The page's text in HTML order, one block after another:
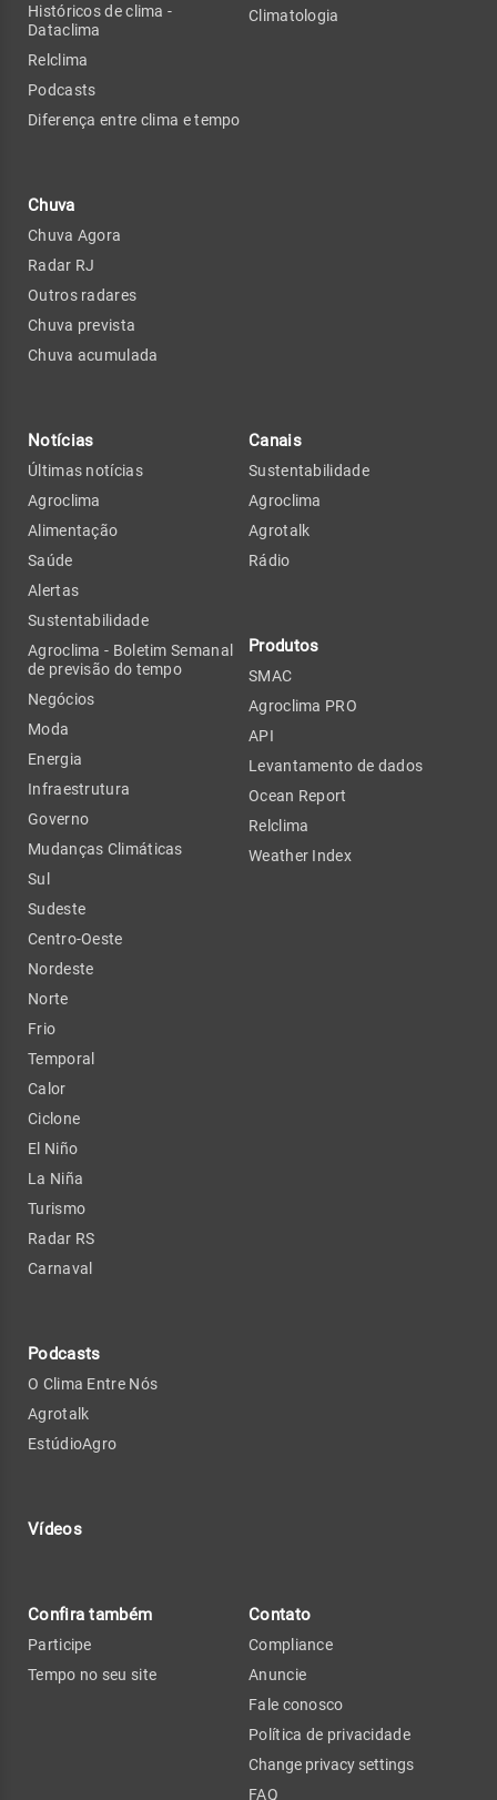
Históricos de clima -
Dataclima
Relclima
Podcasts
Diferença entre clima e tempo
Chuva
Chuva Agora
Radar RJ
Outros radares
Chuva prevista
Chuva acumulada
Climatologia
Notícias
Últimas notícias
Agroclima
Alimentação
Saúde
Alertas
Sustentabilidade
Agroclima - Boletim Semanal
de previsão do tempo
Negócios
Moda
Energia
Infraestrutura
Governo
Mudanças Climáticas
Sul
Sudeste
Centro-Oeste
Nordeste
Norte
Frio
Temporal
Calor
Ciclone
El Niño
La Niña
Turismo
Radar RS
Carnaval
Podcasts
O Clima Entre Nós
Agrotalk
EstúdioAgro
Vídeos
Canais
Sustentabilidade
Agroclima
Agrotalk
Rádio
Produtos
SMAC
Agroclima PRO
API
Levantamento de dados
Ocean Report
Relclima
Weather Index
Confira também
Participe
Tempo no seu site
Contato
Compliance
Anuncie
Fale conosco
Política de privacidade
Change privacy settings
FAQ